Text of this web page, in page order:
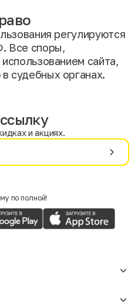
регулируются
Все споры,
сайта,
судебных органах.
и акциях.
по полной!